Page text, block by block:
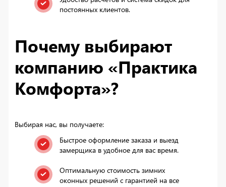
постоянных клиентов.
Почему выбирают
компанию «Практика
Комфорта»?
Выбирая нас, вы получаете:
Быстрое оформление заказа и выезд
замерщика в удобное для вас время.
Оптимальную стоимость зимних
оконных решений с гарантией на все